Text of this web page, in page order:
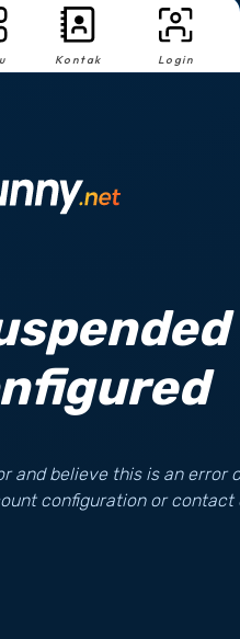
Kontak Login
and believe this is an error
configuration or